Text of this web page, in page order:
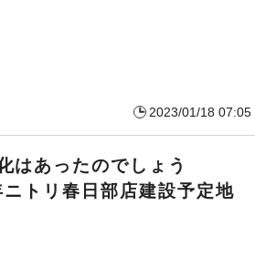
2023/01/18 07:05
はあったのでしょう
トリ春日部店建設予定地